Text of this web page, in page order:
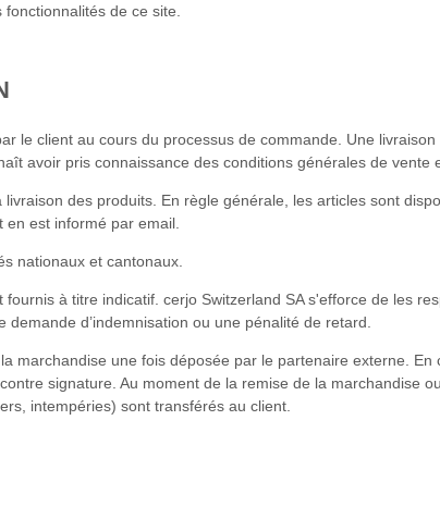
de ce site.
le client au cours du processus de commande. Une livraison
avoir pris connaissance des conditions générales de vente
des produits. En règle générale, les articles sont
est informé par email.
nationaux et cantonaux.
à titre indicatif. cerjo Switzerland SA s'efforce de les
d’indemnisation ou une pénalité de retard.
marchandise une fois déposée par le partenaire externe.
signature. Au moment de la remise de la marchandise
intempéries) sont transférés au client.